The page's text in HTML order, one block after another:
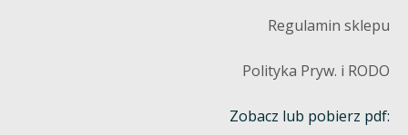
Regulamin sklepu
Polityka Pryw. i RODO
Zobacz lub pobierz pdf: